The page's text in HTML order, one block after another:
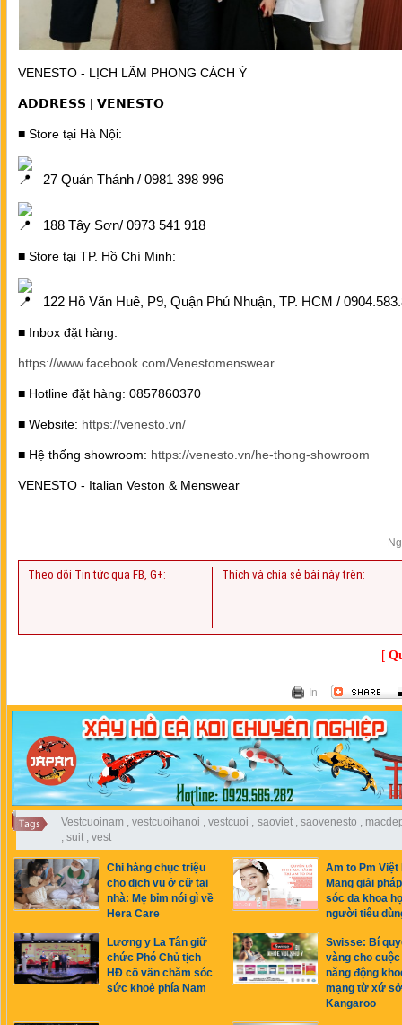
VENESTO - LỊCH LÃM PHONG CÁCH Ý
𝗔𝗗𝗗𝗥𝗘𝗦𝗦 | 𝗩𝗘𝗡𝗘𝗦𝗧𝗢
■ Store tại Hà Nội:
27 Quán Thánh / 0981 398 996
188 Tây Sơn/ 0973 541 918
■ Store tại TP. Hồ Chí Minh:
122 Hồ Văn Huê, P9, Quận Phú Nhuận, TP. HCM /
■ Inbox đặt hàng:
https://www.facebook.com/Venestomenswear
■ Hotline đặt hàng: 0857860370
■ Website: https://venesto.vn/
■ Hệ thống showroom: https://venesto.vn/he-thong-showroom
VENESTO - Italian Veston & Menswear
Theo dõi Tin tức qua FB, G+: Thích và chia sẻ bài này trên:
[
In
Vestcuoinam ,vestcuoihanoi ,vestcuoi , saoviet, saovenesto ,
, suit , vest
Chi hàng chục triệu
cho dịch vụ ở cữ tại
nhà: Mẹ bỉm nói gì về
Hera Care
Am to Pm Việt
Mang giải
sóc da khoa
người tiêu
Lương y La Tân giữ
chức Phó Chủ tịch
HĐ cố vấn chăm sóc
sức khoẻ phía Nam
Swisse: Bí
vàng cho
năng động
mạng từ xứ sở
Kangaroo